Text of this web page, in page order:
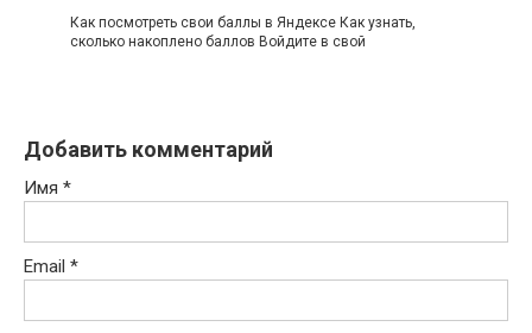
Как посмотреть свои баллы в Яндексе Как узнать,
сколько накоплено баллов Войдите в свой
Добавить комментарий
Имя *
Email *